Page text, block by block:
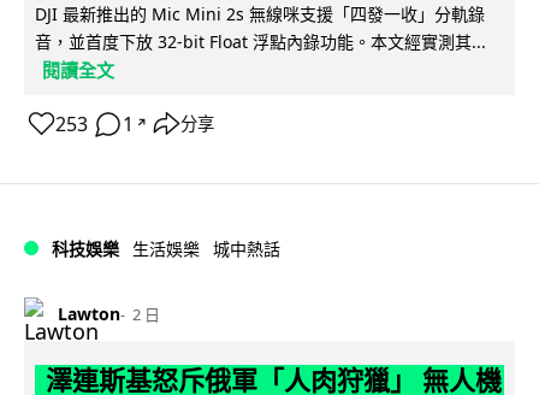
DJI 最新推出的 Mic Mini 2s 無線咪支援「四發一收」分軌錄
音，並首度下放 32-bit Float 浮點內錄功能。本文經實測其...
閱讀全文
253 1 ↗ 分享
科技娛樂 生活娛樂 城中熱話
Lawton 2 日
澤連斯基怒斥俄軍「人肉狩獵」 無人機